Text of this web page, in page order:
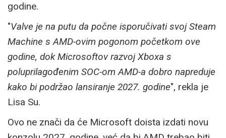
godine.
"Valve je na putu da počne isporučivati​​svoj Steam
Machine s AMD-ovim pogonom početkom ove
godine, dok Microsoftov razvoj Xboxa s
poluprilagođenim SOC-om AMD-a dobro napreduje
kako bi podržao lansiranje 2027. godine", rekla je
Lisa Su.
Ovo ne znači da će Microsoft doista izdati novu